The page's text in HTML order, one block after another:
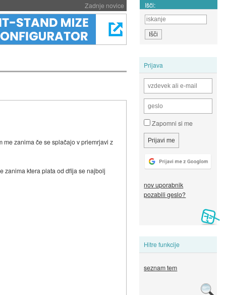
Zadnje novice Išči:
Prijava
Zapomni si me
nov uporabnik
pozabili geslo?
Hitre funkcije
seznam tem
me zanima če se splačajo v priemrjavi z
zanima ktera plata od dfija se najbolj